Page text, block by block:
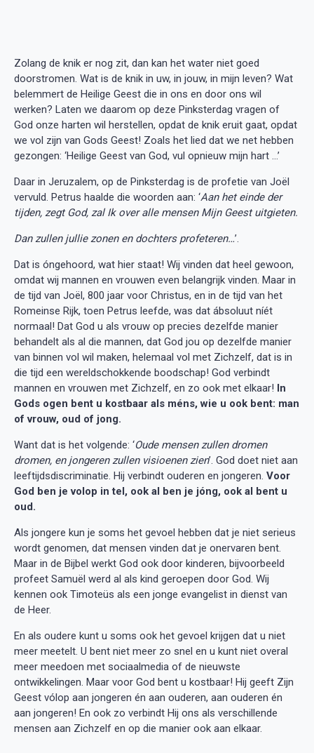
Zolang de knik er nog zit, dan kan het water niet goed
doorstromen. Wat is de knik in uw, in jouw, in mijn leven? Wat
belemmert de Heilige Geest die in ons en door ons wil
werken? Laten we daarom op deze Pinksterdag vragen of
God onze harten wil herstellen, opdat de knik eruit gaat, opdat
we vol zijn van Gods Geest! Zoals het lied dat we net hebben
gezongen: ‘Heilige Geest van God, vul opnieuw mijn hart …’
Daar in Jeruzalem, op de Pinksterdag is de profetie van Joël
vervuld. Petrus haalde die woorden aan: ‘Aan het einde der
tijden, zegt God, zal Ik over alle mensen Mijn Geest uitgieten.
Dan zullen jullie zonen en dochters profeteren…’.
Dat is óngehoord, wat hier staat! Wij vinden dat heel gewoon,
omdat wij mannen en vrouwen even belangrijk vinden. Maar in
de tijd van Joël, 800 jaar voor Christus, en in de tijd van het
Romeinse Rijk, toen Petrus leefde, was dat ábsoluut níét
normaal! Dat God u als vrouw op precies dezelfde manier
behandelt als al die mannen, dat God jou op dezelfde manier
van binnen vol wil maken, helemaal vol met Zichzelf, dat is in
die tijd een wereldschokkende boodschap! God verbindt
mannen en vrouwen met Zichzelf, en zo ook met elkaar! In
Gods ogen bent u kostbaar als méns, wie u ook bent: man
of vrouw, oud of jong.
Want dat is het volgende: ‘Oude mensen zullen dromen
dromen, en jongeren zullen visioenen zien’. God doet niet aan
leeftijdsdiscriminatie. Hij verbindt ouderen en jongeren. Voor
God ben je volop in tel, ook al ben je jóng, ook al bent u
oud.
Als jongere kun je soms het gevoel hebben dat je niet serieus
wordt genomen, dat mensen vinden dat je onervaren bent.
Maar in de Bijbel werkt God ook door kinderen, bijvoorbeeld
profeet Samuël werd al als kind geroepen door God. Wij
kennen ook Timoteüs als een jonge evangelist in dienst van
de Heer.
En als oudere kunt u soms ook het gevoel krijgen dat u niet
meer meetelt. U bent niet meer zo snel en u kunt niet overal
meer meedoen met sociaalmedia of de nieuwste
ontwikkelingen. Maar voor God bent u kostbaar! Hij geeft Zijn
Geest vólop aan jongeren én aan ouderen, aan ouderen én
aan jongeren! En ook zo verbindt Hij ons als verschillende
mensen aan Zichzelf en op die manier ook aan elkaar.